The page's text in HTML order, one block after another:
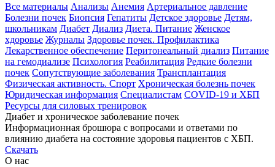
Все материалы Анализы Анемия Артериальное давление
Болезни почек Биопсия Гепатиты Детское здоровье Детям,
школьникам Диабет Диализ Диета. Питание Женское
хдоровье Журналы Здоровье почек. Профилактика
Лекарственное обеспечение Перитонеальный диализ Питание
на гемодиализе Психология Реабилитация Редкие болезни
почек Сопутствующие заболевания Трансплантация
Физическая активность. Спорт Хроническая болезнь почек
Юридическая информация Специалистам COVID-19 и ХБП
Ресурсы для силовых тренировок
Диабет и хроническое заболевание почек
Информационная брошюра с вопросами и ответами по
влиянию диабета на состояние здоровья пациентов с ХБП.
Скачать
О нас